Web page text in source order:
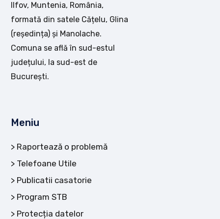
Ilfov, Muntenia, România,
formată din satele Cățelu, Glina
(reședința) și Manolache.
Comuna se află în sud-estul
județului, la sud-est de
București.
Meniu
Raportează o problemă
Telefoane Utile
Publicatii casatorie
Program STB
Protecția datelor